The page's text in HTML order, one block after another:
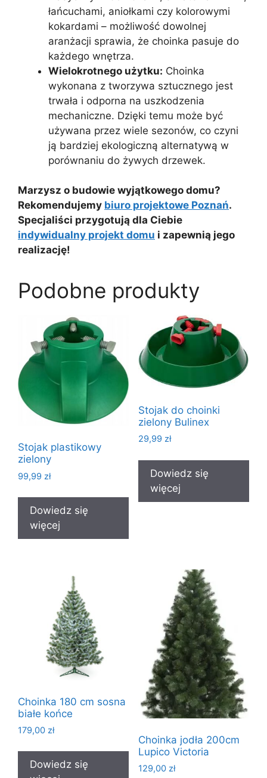
łańcuchami, aniołkami czy kolorowymi
kokardami – możliwość dowolnej
aranżacji sprawia, że choinka pasuje do
każdego wnętrza.
Wielokrotnego użytku: Choinka
wykonana z tworzywa sztucznego jest
trwała i odporna na uszkodzenia
mechaniczne. Dzięki temu może być
używana przez wiele sezonów, co czyni
ją bardziej ekologiczną alternatywą w
porównaniu do żywych drzewek.
Marzysz o budowie wyjątkowego domu?
Rekomendujemy biuro projektowe Poznań.
Specjaliści przygotują dla Ciebie
indywidualny projekt domu i zapewnią jego
realizację!
Podobne produkty
Stojak plastikowy
zielony
99,99 zł
Dowiedz się
więcej
Stojak do choinki
zielony Bulinex
29,99 zł
Dowiedz się
więcej
Choinka 180 cm sosna
białe końce
179,00 zł
Dowiedz się
Choinka jodła 200cm
Lupico Victoria
129,00 zł